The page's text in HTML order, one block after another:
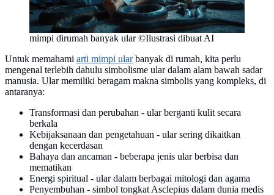
mimpi dirumah banyak ular ©Ilustrasi dibuat AI
Untuk memahami arti mimpi ularbanyak di rumah, kita perlu
mengenal terlebih dahulu simbolisme ular dalam alam bawah sadar
manusia. Ular memiliki beragam makna simbolis yang kompleks, di
antaranya:
Transformasi dan perubahan - ular berganti kulit secara
berkala
Kebijaksanaan dan pengetahuan - ular sering dikaitkan
dengan kecerdasan
Bahaya dan ancaman - beberapa jenis ular berbisa dan
mematikan
Energi spiritual - ular dalam berbagai mitologi dan agama
Penyembuhan - simbol tongkat Asclepius dalam dunia medis